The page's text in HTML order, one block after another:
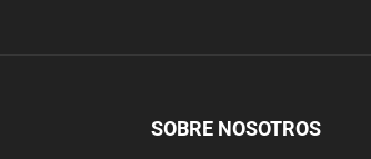
SOBRE NOSOTROS